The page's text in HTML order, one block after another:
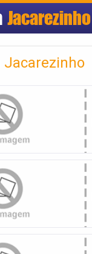
Jacarezinho
Jacarezinho